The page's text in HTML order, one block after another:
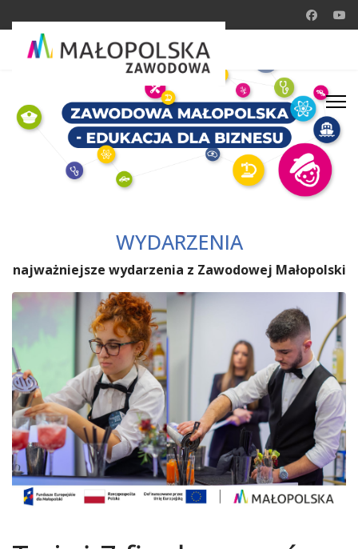
WYDARZENIA
najważniejsze wydarzenia z Zawodowej Małopolski